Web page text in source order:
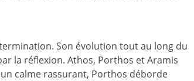
Son évolution tout au long du
la réflexion. Athos, Porthos et Aramis
calme rassurant, Porthos déborde